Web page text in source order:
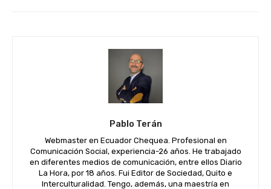
Pablo Terán
Webmaster en Ecuador Chequea. Profesional en
Comunicación Social, experiencia-26 años. He trabajado
en diferentes medios de comunicación, entre ellos Diario
La Hora, por 18 años. Fui Editor de Sociedad, Quito e
Interculturalidad. Tengo, además, una maestría en